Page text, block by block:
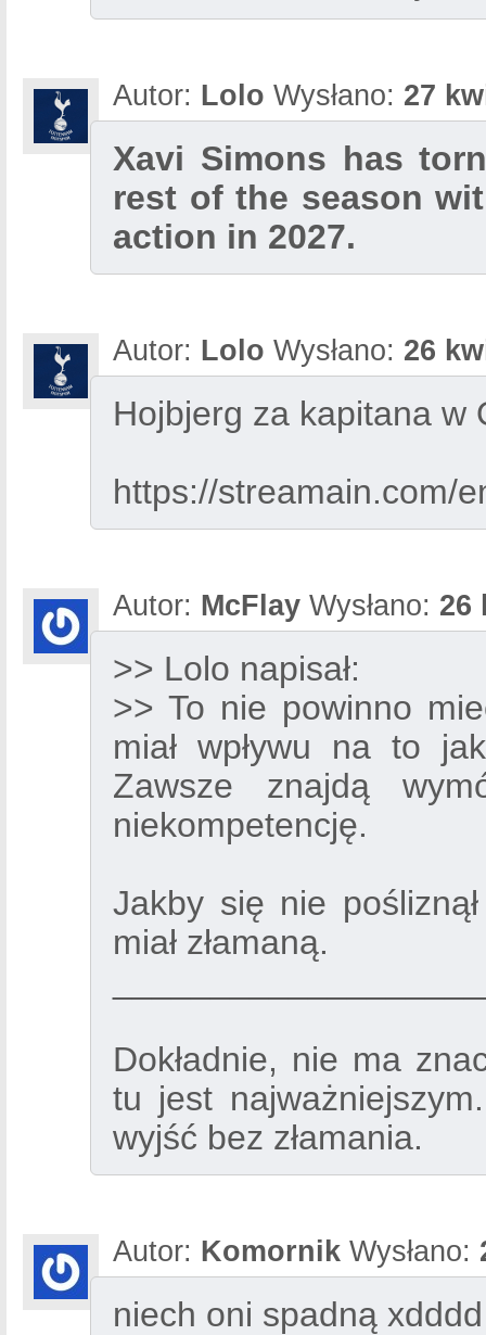
Autor: Lolo Wysłano: 27
Xavi Simons has
rest of the season
action in 2027.
Autor: Lolo Wysłano: 26
Hojbjerg za kapitana w
https://streamain.com/
Autor: McFlay Wysłano: 26
>> Lolo napisał:
>> To nie powinno
miał wpływu na to
Zawsze znajdą
niekompetencję.
Jakby się nie
miał złamaną.
Dokładnie, nie ma
tu jest
wyjść bez złamania.
Autor: Komornik Wysłano:
niech oni spadną